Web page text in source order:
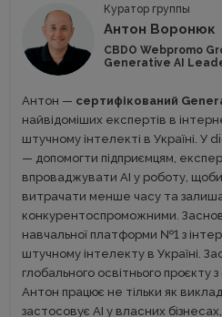
Куратор группы
Антон Воронюк
CBDO Webpromo
Generative AI
Антон — сертифікований
найвідоміших експертів в
штучному інтелекті в Україні. У
— допомогти підприємцям,
впроваджувати AI у роботу,
витрачати менше часу та
конкурентоспроможними.
навчальної платформи №1 з
штучному інтелекту в Україні.
глобального освітнього проєкту
Антон працює не тільки як
застосовує AI у власних